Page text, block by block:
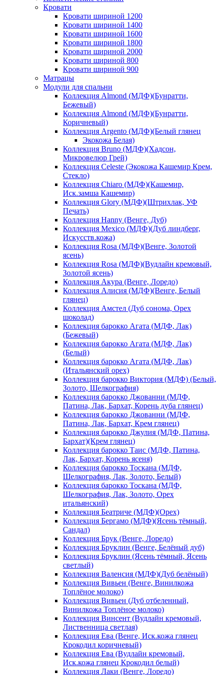
Кровати
Кровати шириной 1200
Кровати шириной 1400
Кровати шириной 1600
Кровати шириной 1800
Кровати шириной 2000
Кровати шириной 800
Кровати шириной 900
Матрацы
Модули для спальни
Коллекция Almond (МДФ)(Бунратти,
Бежевый)
Коллекция Almond (МДФ)(Бунратти,
Коричневый)
Коллекция Argento (МДФ)(Белый глянец
Экокожа Белая)
Коллекция Bruno (МДФ)(Хадсон,
Микровелюр Грей)
Коллекция Celeste (Экокожа Кашемир Крем,
Стекло)
Коллекция Chiaro (МДФ)(Кашемир,
Иск.замша Кашемир)
Коллекция Glory (МДФ)(Штрихлак, УФ
Печать)
Коллекция Hanny (Венге, Дуб)
Коллекция Mexico (МДФ)(Дуб линдберг,
Искусств.кожа)
Коллекция Rosa (МДФ)(Венге, Золотой
ясень)
Коллекция Rosa (МДФ)(Вудлайн кремовый,
Золотой ясень)
Коллекция Акура (Венге, Лоредо)
Коллекция Алисия (МДФ)(Венге, Белый
глянец)
Коллекция Амстел (Дуб сонома, Орех
шоколад)
Коллекция барокко Агата (МДФ, Лак)
(Бежевый)
Коллекция барокко Агата (МДФ, Лак)
(Белый)
Коллекция барокко Агата (МДФ, Лак)
(Итальянский орех)
Коллекция барокко Виктория (МДФ) (Белый,
Золото, Шелкография)
Коллекция барокко Джованни (МДФ,
Патина, Лак, Бархат, Корень дуба глянец)
Коллекция барокко Джованни (МДФ,
Патина, Лак, Бархат, Крем глянец)
Коллекция барокко Джулия (МДФ, Патина,
Бархат)(Крем глянец)
Коллекция барокко Таис (МДФ, Патина,
Лак, Бархат, Корень ясеня)
Коллекция барокко Тоскана (МДФ,
Шелкография, Лак, Золото, Белый)
Коллекция барокко Тоскана (МДФ,
Шелкография, Лак, Золото, Орех
итальянский)
Коллекция Беатриче (МДФ)(Орех)
Коллекция Бергамо (МДФ)(Ясень тёмный,
Сандал)
Коллекция Брук (Венге, Лоредо)
Коллекция Бруклин (Венге, Белёный дуб)
Коллекция Бруклин (Ясень тёмный, Ясень
светлый)
Коллекция Валенсия (МДФ)(Дуб белёный)
Коллекция Вивьен (Венге, Винилкожа
Топлёное молоко)
Коллекция Вивьен (Дуб отбеленный,
Винилкожа Топлёное молоко)
Коллекция Винсент (Вудлайн кремовый,
Лиственница светлая)
Коллекция Ева (Венге, Иск.кожа глянец
Крокодил коричневый)
Коллекция Ева (Вудлайн кремовый,
Иск.кожа глянец Крокодил белый)
Коллекция Лаки (Венге, Лоредо)